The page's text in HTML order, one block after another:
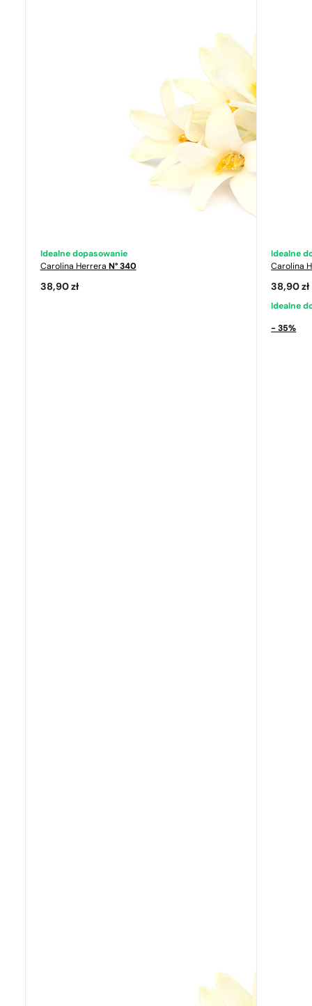
Idealne dopasowanie
Carolina Herrera N° 340
38,90 zł
Idealne
Carolina
38,90zł
Idealne
- 35%